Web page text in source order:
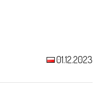
01.12.2023